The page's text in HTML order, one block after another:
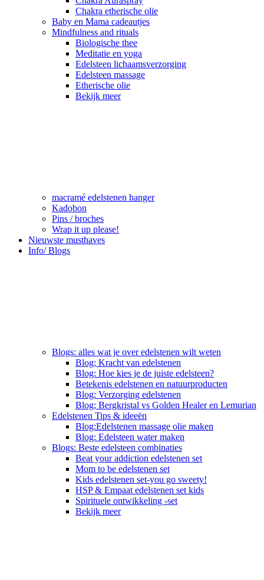
Chakra etherische olie
Baby en Mama cadeautjes
Mindfulness and rituals
Biologische thee
Meditatie en yoga
Edelsteen lichaamsverzorging
Edelsteen massage
Etherische olie
Bekijk meer
macramé edelstenen hanger
Kadobon
Pins / broches
Wrap it up please!
Nieuwste musthaves
Info/ Blogs
Blogs: alles wat je over edelstenen wilt weten
Blog; Kracht van edelstenen
Blog: Hoe kies je de juiste edelsteen?
Betekenis edelstenen en natuurproducten
Blog: Verzorging edelstenen
Blog; Bergkristal vs Golden Healer en Lemurian
Edelstenen Tips & ideeën
Blog:Edelstenen massage olie maken
Blog: Edelsteen water maken
Blogs: Beste edelsteen combinaties
Beat your addiction edelstenen set
Mom to be edelstenen set
Kids edelstenen set-you go sweety!
HSP & Empaat edelstenen set kids
Spirituele ontwikkeling -set
Bekijk meer